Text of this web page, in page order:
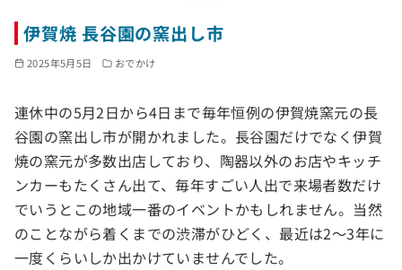
伊賀焼 長谷園の窯出し市
2025年5月5日 おでかけ
連休中の5月2日から4日まで毎年恒例の伊賀焼窯元の長
谷園の窯出し市が開かれました。長谷園だけでなく伊賀
焼の窯元が多数出店しており、陶器以外のお店やキッチ
ンカーもたくさん出て、毎年すごい人出で来場者数だけ
でいうとこの地域一番のイベントかもしれません。当然
のことながら着くまでの渋滞がひどく、最近は2～3年に
一度くらいしか出かけていませんでした。